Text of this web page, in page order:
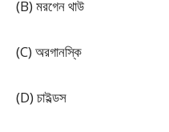
(B) মরগেন থাউ
(C) অরগানস্কি
(D) চাইল্ডস